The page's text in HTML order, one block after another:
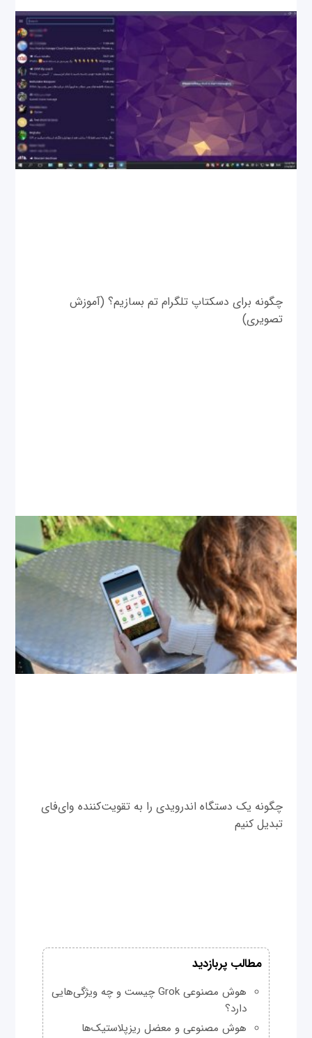
چگونه برای دسکتاپ تلگرام تم بسازیم؟ (آموزش
تصویری)
چگونه یک دستگاه اندرویدی را به تقویت‌کننده وای‌فای
تبدیل کنیم
مطالب پربازدید
هوش مصنوعی Grok چیست و چه ویژگی‌هایی
دارد؟
هوش مصنوعی و معضل ریزپلاستیک‌ها